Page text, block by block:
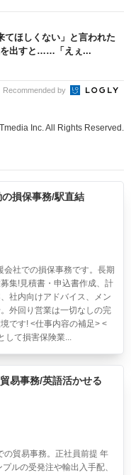
てほしくない」と言われた
出すと……「えぇ...
Recommended by
Inc. All Rights Reserved.
の損保事務/駅直結
会社での損保事務です。長期
集!見積書・申込書作成、計
社内向けアドバイス、メン
外回り営業は一切なしの完
です! <仕事内容の補足> <
して損害保険業...
易事務/英語活かせる
の貿易事務。正社員前提 年
ルの受発注や輸出入手配、